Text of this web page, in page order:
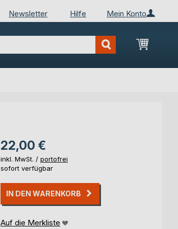
Mein Konto
Newsletter Hilfe
Mein
22,00 €
inkl. MwSt. / portofrei
sofort verfügbar
IN DEN WARENKORB
Auf die Merkliste